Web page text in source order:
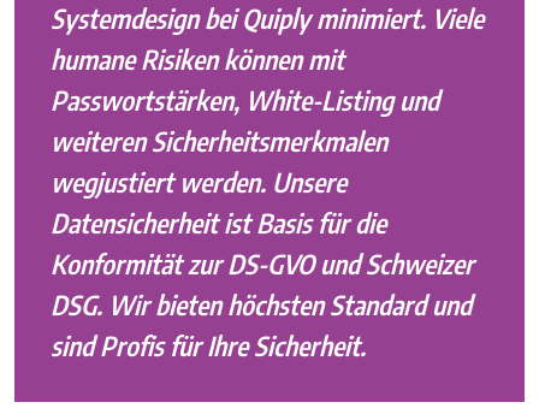
Systemdesign bei Quiply minimiert. Viele
humane Risiken können mit
Passwortstärken, White-Listing und
weiteren Sicherheitsmerkmalen
wegjustiert werden. Unsere
Datensicherheit ist Basis für die
Konformität zur DS-GVO und Schweizer
DSG. Wir bieten höchsten Standard und
sind Profis für Ihre Sicherheit.